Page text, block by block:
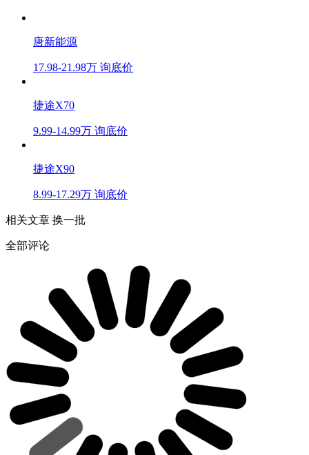
唐新能源
17.98-21.98万 询底价
捷途X70
9.99-14.99万 询底价
捷途X90
8.99-17.29万 询底价
相关文章 换一批
全部评论